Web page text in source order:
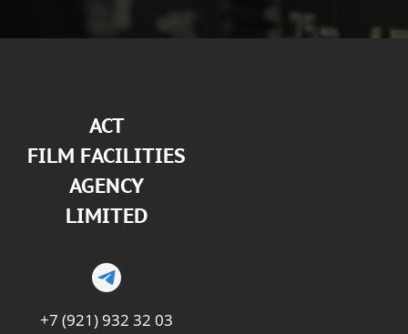
АСТ
FILM FACILITIES
AGENCY
LIMITED
+7 (921) 932 32 03